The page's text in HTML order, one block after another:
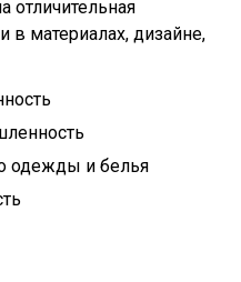
отличительная
в материалах, дизайне,
одежды и белья